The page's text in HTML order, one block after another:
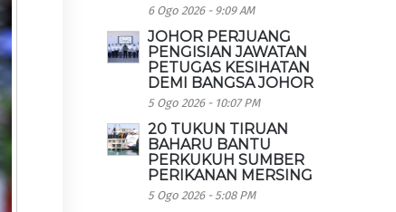
6 Ogo 2026 - 9:09 AM
JOHOR PERJUANG
PENGISIAN JAWATAN
PETUGAS KESIHATAN
DEMI BANGSA JOHOR
5 Ogo 2026 - 10:07 PM
20 TUKUN TIRUAN
BAHARU BANTU
PERKUKUH SUMBER
PERIKANAN MERSING
5 Ogo 2026 - 5:08 PM